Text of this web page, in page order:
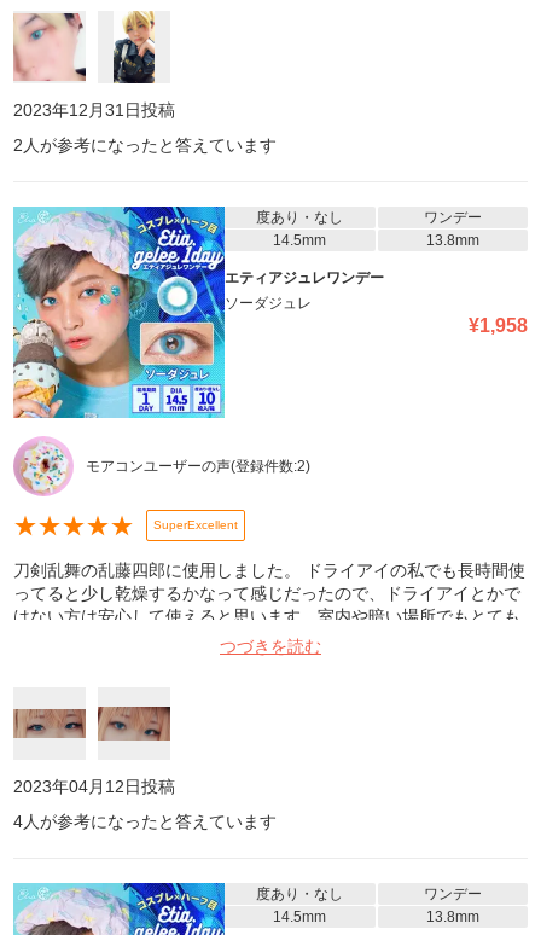
2023年12月31日投稿
2 人が参考になったと答えています
度あり・なし
ワンデー
14.5mm
13.8mm
エティアジュレワンデー
ソーダジュレ
¥1,958
モアコンユーザーの声(登録件数:2)
★★★★★ SuperExcellent
刀剣乱舞の乱藤四郎に使用しました。 ドライアイの私でも長時間使
ってると少し乾燥するかなって感じだったので、ドライアイとかで
はない方は安心して使えると思います。室内や暗い場所でもとても
良く発色し、自然光やライトの前だととっても綺麗な色になりま
す。画像は少し暗めな室内です。直径も大きすぎず、フチなしで男
ぎて何度もリピートしてます!
つづきを読む
2023年04月12日投稿
4人が参考になったと答えています
度あり・なし
ワンデー
14.5mm
13.8mm